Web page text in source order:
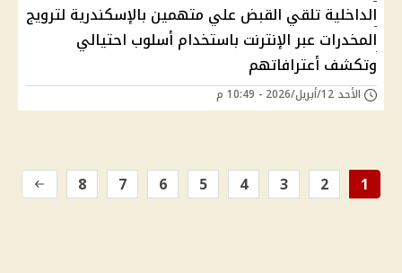
الداخلية تلقي القبض علي متهمين بالإسكندرية لترويج
المخدرات عبر الإنترنت باستخدام أسلوب احتيالي
وتكشف أعترافاتهم
الأحد 12/أبريل/2026 - 10:49 م
1
2
3
4
5
6
7
8